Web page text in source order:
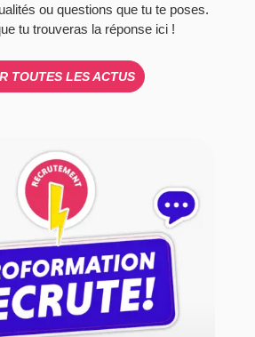
ou questions que tu te poses.
tu trouveras la réponse ici !
TOUTES LES ACTUS